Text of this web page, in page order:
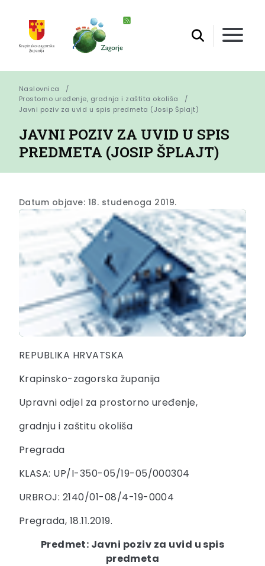
Naslovnica
Prostorno uređenje, gradnja i zaštita okoliša
Javni poziv za uvid u spis predmeta (Josip Šplajt)
JAVNI POZIV ZA UVID U SPIS
PREDMETA (JOSIP ŠPLAJT)
Datum objave: 18. studenoga 2019.
REPUBLIKA HRVATSKA
Krapinsko-zagorska županija
Upravni odjel za prostorno uređenje,
gradnju i zaštitu okoliša
Pregrada
KLASA: UP/I-350-05/19-05/000304
URBROJ: 2140/01-08/4-19-0004
Pregrada, 18.11.2019.
Predmet: Javni poziv za uvid u spis
predmeta